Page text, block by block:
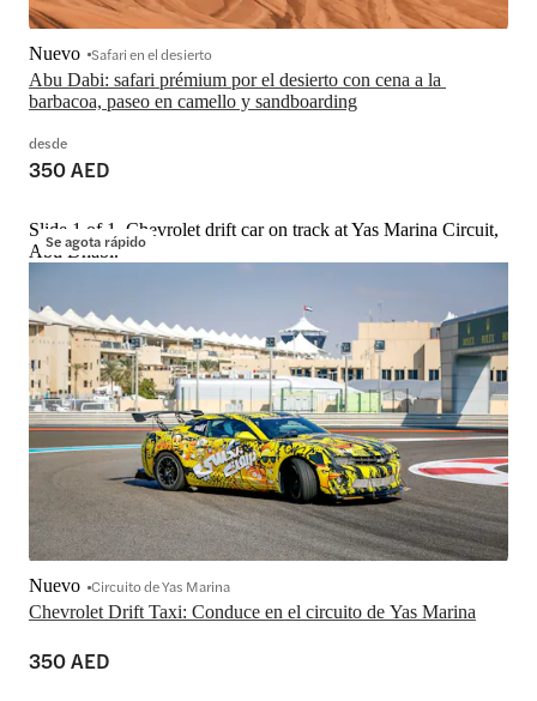
Abu Dabi: safari prémium por el desierto con cena a la
barbacoa, paseo en camello y sandboarding
Nuevo Safari en el desierto
desde
350 AED
Se agota rápido
Slide 1 of 1, Chevrolet drift car on track at Yas Marina Circuit,
Abu Dhabi.
Chevrolet Drift Taxi: Conduce en el circuito de Yas Marina
Nuevo Circuito de Yas Marina
350 AED